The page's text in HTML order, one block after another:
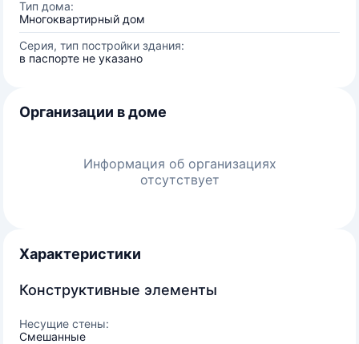
Тип дома:
Многоквартирный дом
Серия, тип постройки здания:
в паспорте не указано
Организации в доме
Информация об организациях
отсутствует
Характеристики
Конструктивные элементы
Несущие стены:
Смешанные